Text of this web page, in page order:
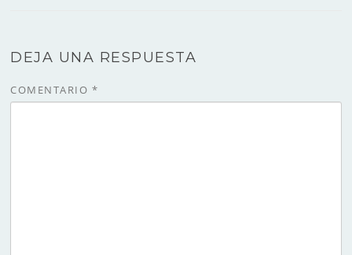
DEJA UNA RESPUESTA
COMENTARIO *